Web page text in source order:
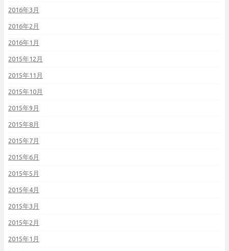
2016年3月
2016年2月
2016年1月
2015年12月
2015年11月
2015年10月
2015年9月
2015年8月
2015年7月
2015年6月
2015年5月
2015年4月
2015年3月
2015年2月
2015年1月